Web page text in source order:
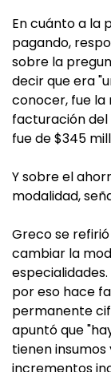
En cuánto a la
pagando,
sobre la
decir que era
conocer, fue la
facturación
fue de $345
Y sobre el
modalidad,
Greco se
cambiar la
por eso hace
permanente
apuntó que
tienen